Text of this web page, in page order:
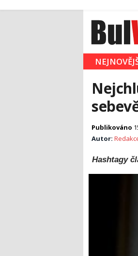
Publikováno
Autor:
Hashtagy